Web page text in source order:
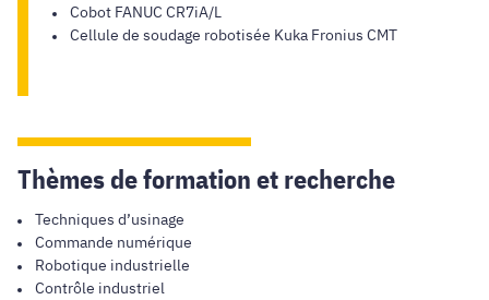
Cobot FANUC CR7iA/L
Cellule de soudage robotisée Kuka Fronius CMT
Thèmes de formation et recherche
Techniques d’usinage
Commande numérique
Robotique industrielle
Contrôle industriel